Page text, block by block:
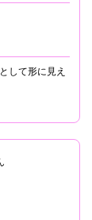
して形に見え